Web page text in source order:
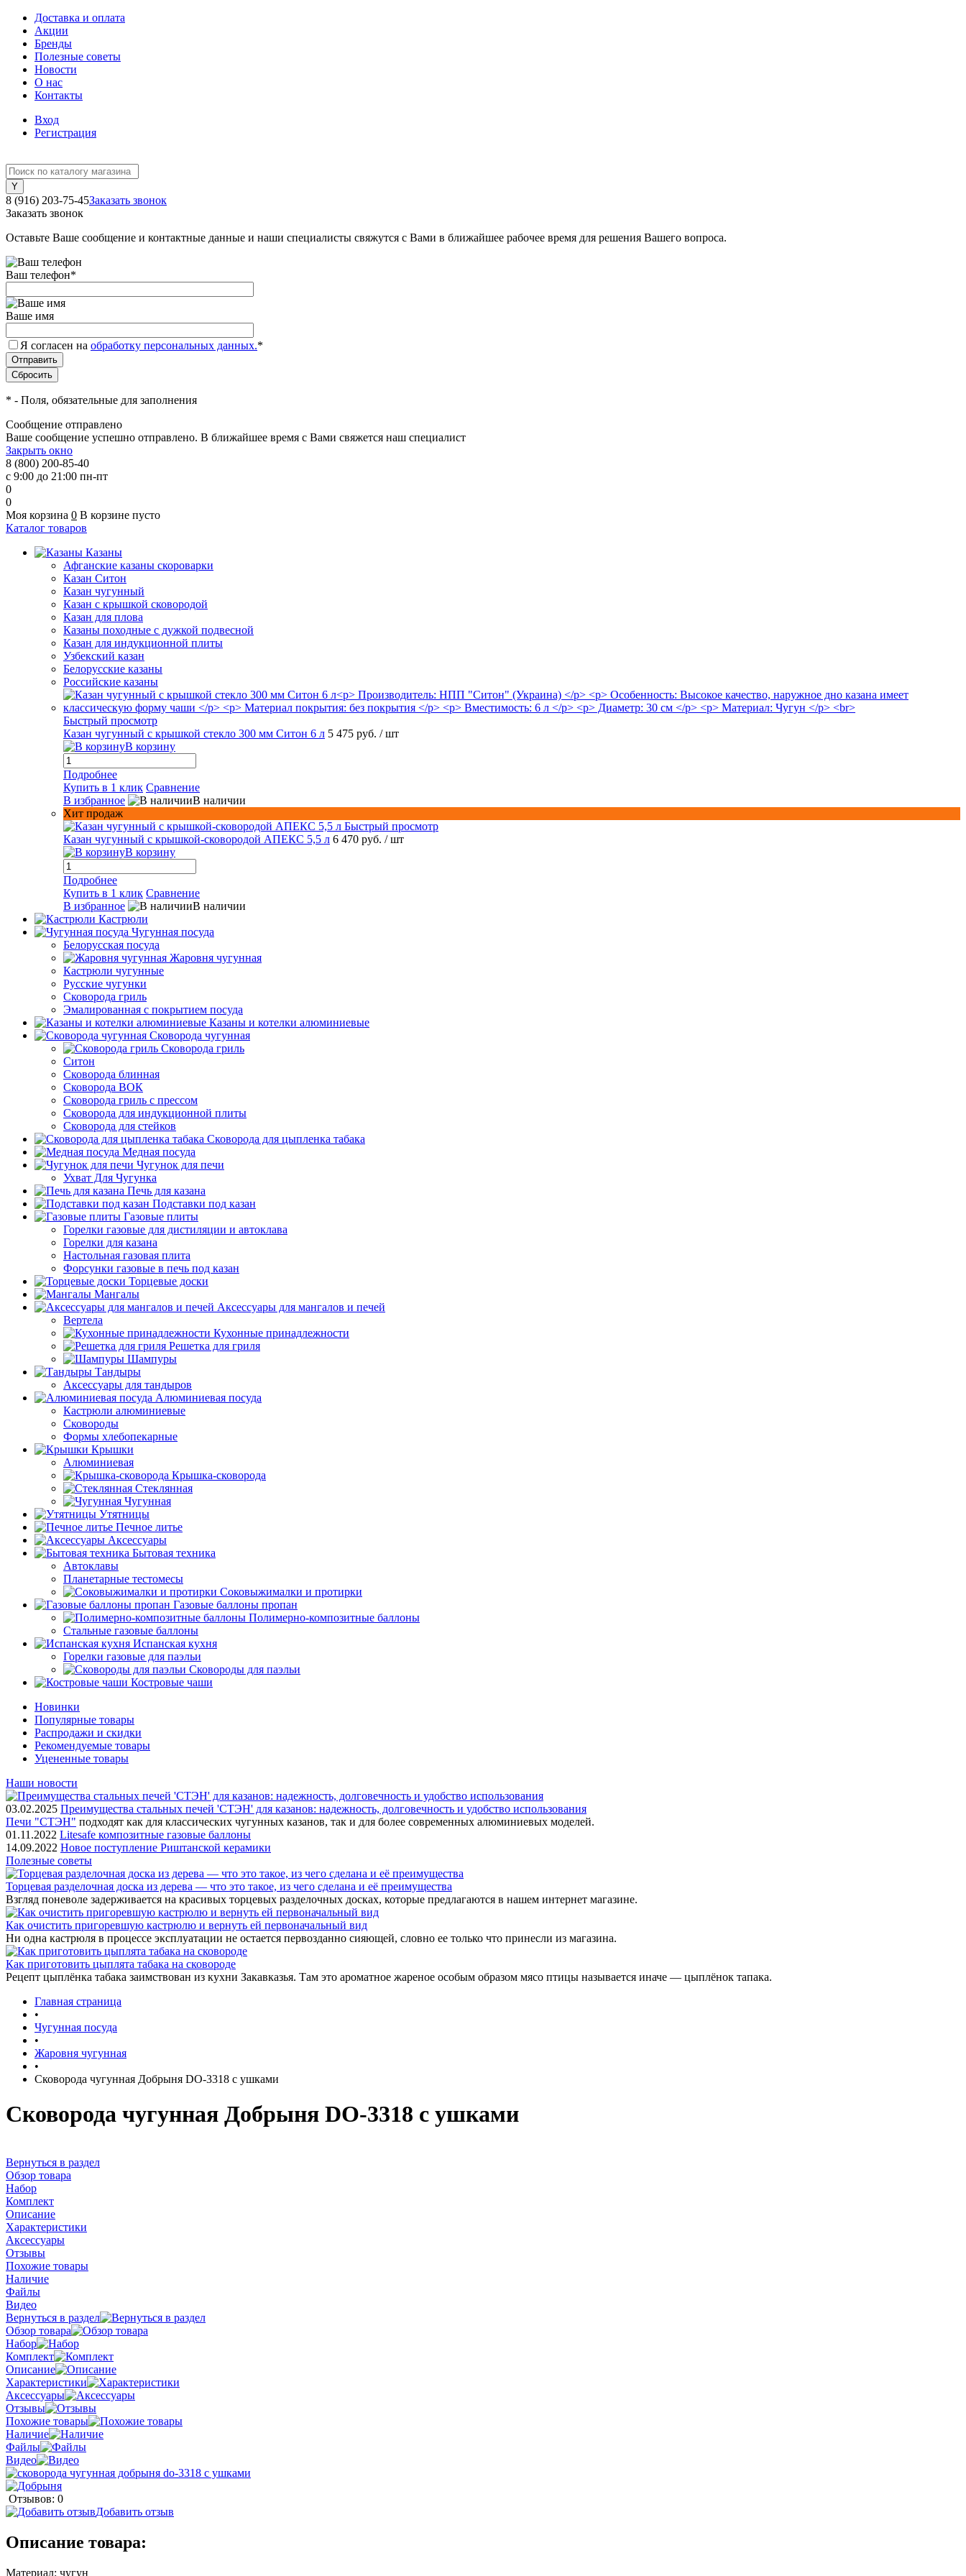
Доставка и оплата
Акции
Бренды
Полезные советы
Новости
О нас
Контакты
Вход
Регистрация
8 (916) 203-75-45Заказать звонок
Заказать звонок
Оставьте Ваше сообщение и контактные данные и наши специалисты свяжутся с Вами в ближайшее рабочее время для решения Вашего вопроса.
Ваш телефон*
Ваше имя
Я согласен на обработку персональных данных.*
* - Поля, обязательные для заполнения
Сообщение отправлено
Ваше сообщение успешно отправлено. В ближайшее время с Вами свяжется наш специалист
Закрыть окно
8 (800) 200-85-40
с 9:00 до 21:00 пн-пт
0
0
Моя корзина 0 В корзине пусто
Каталог товаров
Казаны
Афганские казаны скороварки
Казан Ситон
Казан чугунный
Казан с крышкой сковородой
Казан для плова
Казаны походные с дужкой подвесной
Казан для индукционной плиты
Узбекский казан
Белорусские казаны
Российские казаны
Быстрый просмотр
Казан чугунный с крышкой стекло 300 мм Ситон 6 л 5 475 руб. / шт
В корзину
Подробнее
Купить в 1 клик Сравнение
В избранное
В наличии
Хит продаж
Быстрый просмотр
Казан чугунный с крышкой-сковородой АПЕКС 5,5 л 6 470 руб. / шт
В корзину
Подробнее
Купить в 1 клик Сравнение
В избранное
В наличии
Кастрюли
Чугунная посуда
Белорусская посуда
Жаровня чугунная
Кастрюли чугунные
Русские чугунки
Сковорода гриль
Эмалированная с покрытием посуда
Казаны и котелки алюминиевые
Сковорода чугунная
Сковорода гриль
Ситон
Сковорода блинная
Сковорода ВОК
Сковорода гриль с прессом
Сковорода для индукционной плиты
Сковорода для стейков
Сковорода для цыпленка табака
Медная посуда
Чугунок для печи
Ухват Для Чугунка
Печь для казана
Подставки под казан
Газовые плиты
Горелки газовые для дистиляции и автоклава
Горелки для казана
Настольная газовая плита
Форсунки газовые в печь под казан
Торцевые доски
Мангалы
Аксессуары для мангалов и печей
Вертела
Кухонные принадлежности
Решетка для гриля
Шампуры
Тандыры
Аксессуары для тандыров
Алюминиевая посуда
Кастрюли алюминиевые
Сковороды
Формы хлебопекарные
Крышки
Алюминиевая
Крышка-сковорода
Стеклянная
Чугунная
Утятницы
Печное литье
Аксессуары
Бытовая техника
Автоклавы
Планетарные тестомесы
Соковыжималки и протирки
Газовые баллоны пропан
Полимерно-композитные баллоны
Стальные газовые баллоны
Испанская кухня
Горелки газовые для паэльи
Сковороды для паэльи
Костровые чаши
Новинки
Популярные товары
Распродажи и скидки
Рекомендуемые товары
Уцененные товары
Наши новости
03.02.2025 Преимущества стальных печей 'СТЭН' для казанов: надежность, долговечность и удобство использования
Печи "СТЭН" подходят как для классических чугунных казанов, так и для более современных алюминиевых моделей.
01.11.2022 Litesafe композитные газовые баллоны
14.09.2022 Новое поступление Риштанской керамики
Полезные советы
Торцевая разделочная доска из дерева — что это такое, из чего сделана и её преимущества
Взгляд поневоле задерживается на красивых торцевых разделочных досках, которые предлагаются в нашем интернет магазине.
Как очистить пригоревшую кастрюлю и вернуть ей первоначальный вид
Ни одна кастрюля в процессе эксплуатации не остается первозданно сияющей, словно ее только что принесли из магазина.
Как приготовить цыплята табака на сковороде
Рецепт цыплёнка табака заимствован из кухни Закавказья. Там это ароматное жареное особым образом мясо птицы называется иначе — цыплёнок тапака.
Главная страница
•
Чугунная посуда
•
Жаровня чугунная
•
Сковорода чугунная Добрыня DO-3318 с ушками
Сковорода чугунная Добрыня DO-3318 с ушками
Вернуться в раздел
Обзор товара
Набор
Комплект
Описание
Характеристики
Аксессуары
Отзывы
Похожие товары
Наличие
Файлы
Видео
Вернуться в раздел
Обзор товара
Набор
Комплект
Описание
Характеристики
Аксессуары
Отзывы
Похожие товары
Наличие
Файлы
Видео
Отзывов: 0
Добавить отзыв
Описание товара:
Материал: чугун